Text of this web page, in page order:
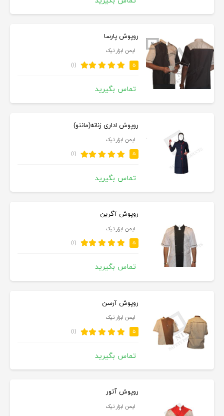
روپوش پارسا
ایمن ابزار نیک
۵ (۱)
تماس بگیرید
روپوش اداری زنانه(مانتو)
ایمن ابزار نیک
۵ (۱)
تماس بگیرید
روپوش آگرین
ایمن ابزار نیک
۵ (۱)
تماس بگیرید
روپوش آرسن
ایمن ابزار نیک
۵ (۱)
تماس بگیرید
روپوش آتور
ایمن ابزار نیک